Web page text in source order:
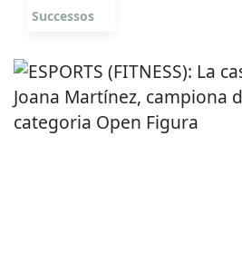
Successos